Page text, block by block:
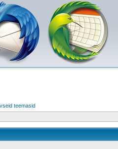
teemasid